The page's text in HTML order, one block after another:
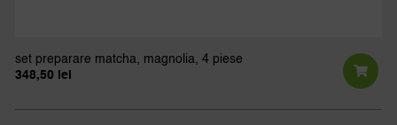
set preparare matcha, magnolia, 4 piese
348,50
lei